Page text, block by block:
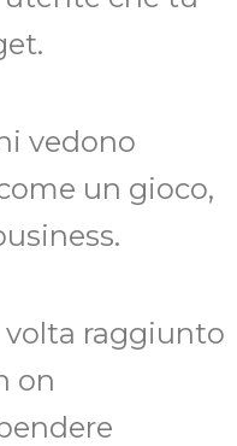
vedono
un gioco,
volta raggiunto
on